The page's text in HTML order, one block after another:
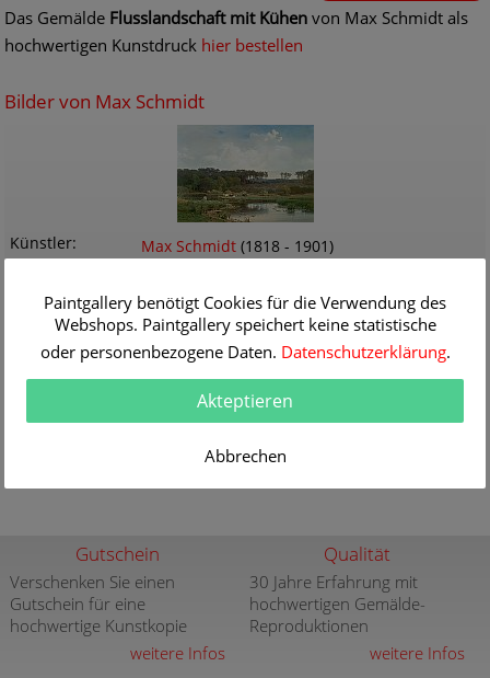
Das Gemälde Flusslandschaft mit Kühen von Max Schmidt als
hochwertigen Kunstdruck hier bestellen
Bilder von Max Schmidt
Künstler Max Schmidt (1818 - 1901)
Originalgröße
102.0 x 73.0 cm
Themen
Landschaft,Tiere
Technik
Öl/Leinwand
Gemälde Nr
K071230
1-2 Werktage
Informationen / Bestellen
Gutschein
Verschenken Sie einen
Gutschein für eine
hochwertige Kunstkopie
weitere Infos
Qualität
30 Jahre Erfahrung mit
hochwertigen Gemälde-
Reproduktionen
weitere Infos
Paintgallery benötigt Cookies für die Verwendung des
Webshops. Paintgallery speichert keine statistische
oder personenbezogene Daten. Datenschutzerklärung.
Akteptieren
Abbrechen